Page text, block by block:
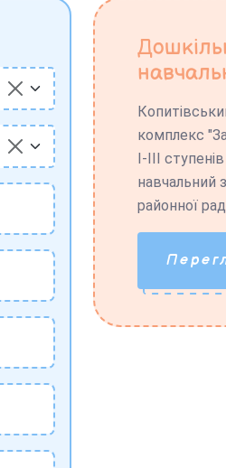
комплекс
І-ІІІ
навчальний
районної